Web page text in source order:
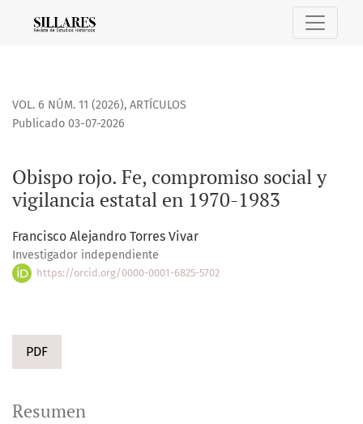
Obispo rojo. Fe, compromiso social y vigilancia estatal en
VOL. 6 NÚM. 11 (2026), ARTÍCULOS
Obispo rojo. Fe, compromiso social y
vigilancia estatal en 1970-1983
Publicado 03-07-2026
Francisco Alejandro Torres Vivar
Investigador independiente
https://orcid.org/0000-0001-6825-5702
PDF
Resumen